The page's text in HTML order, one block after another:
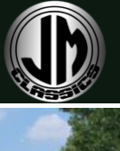
naar
de
inhoud